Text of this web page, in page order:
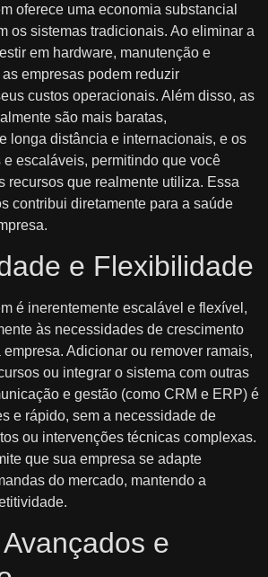
oferece uma economia substancial
os sistemas tradicionais. Ao eliminar a
em hardware, manutenção e
empresas podem reduzir
custos operacionais. Além disso, as
são mais baratas,
longa distância e internacionais, e os
escaláveis, permitindo que você
recursos que realmente utiliza. Essa
contribui diretamente para a saúde
e Flexibilidade
é inerentemente escalável e flexível,
às necessidades de crescimento
Adicionar ou remover ramais,
ou integrar o sistema com outras
e gestão (como CRM e ERP) é
e rápido, sem a necessidade de
ou intervenções técnicas complexas.
que sua empresa se adapte
do mercado, mantendo a
e